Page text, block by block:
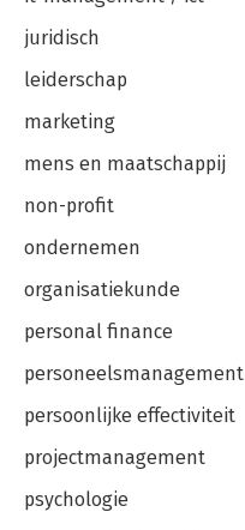
juridisch
leiderschap
marketing
mens en maatschappij
non-profit
ondernemen
organisatiekunde
personal finance
personeelsmanagement
persoonlijke effectiviteit
projectmanagement
psychologie